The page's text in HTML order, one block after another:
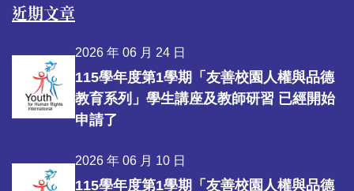
近期文章
2026 年 06 月 24 日
115學年度第1學期「友善校園人權與品德
教育系列」學生講座及教師研習 已經開始
申請了
2026 年 06 月 10 日
115學年度第1學期「友善校園人權與品德